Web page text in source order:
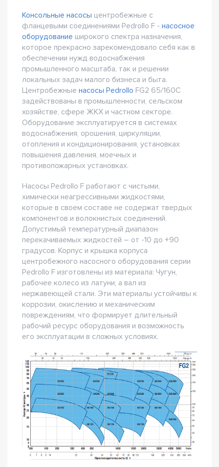
Консольные насосы центробежные с
фланцевыми соединениями Pedrollo F - насосное
оборудование широкого спектра назначения,
которое прекрасно зарекомендовало себя как в
обеспечении нужд водоснабжения
промышленного масштаба, так и решении
локальных задач малого бизнеса и быта.
Центробежные насосы Pedrollo FG2 65/160C
задействованы в промышленности, сельском
хозяйстве, сфере ЖКХ и частном секторе.
Оборудование эксплуатируется в системах
водоснабжения, орошения, циркуляции,
отопления и кондиционирования, установках
повышения давления, моечных и
противопожарных установках.
Насосы Pedrollo F работают с чистыми,
химически неагрессивными жидкостями,
которые в своем составе не содержат твердых
компонентов и волокнистых соединений.
Допустимый температурный диапазон
перекачиваемых жидкостей – от -10 до +90
градусов. Корпус и крышка корпуса
центробежного насосного оборудования серии
Pedrollo F изготовлены из материала: Чугун,
рабочее колесо из латуни, а вал из
нержавеющей стали. Эти материалы устойчивы к
коррозии, окислению и механическим
повреждениям, что формирует длительный
рабочий ресурс оборудования и возможность
его эксплуатации в сложных условиях.